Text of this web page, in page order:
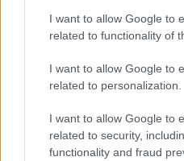
I want to allow Google to
related to functionality of
I want to allow Google to
related to personalization.
I want to allow Google to
related to security,
functionality and fraud
szavaznak az
HÍREK 3 órája